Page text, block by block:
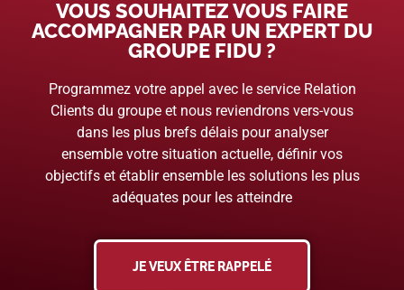
VOUS SOUHAITEZ VOUS FAIRE
ACCOMPAGNER PAR UN EXPERT DU
GROUPE FIDU ?
Programmez votre appel avec le service Relation
Clients du groupe et nous reviendrons vers-vous
dans les plus brefs délais pour analyser
ensemble votre situation actuelle, définir vos
objectifs et établir ensemble les solutions les plus
adéquates pour les atteindre
JE VEUX ÊTRE RAPPELÉ